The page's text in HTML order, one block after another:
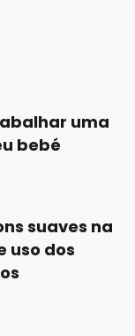
uma
bebé
suaves na
uso dos